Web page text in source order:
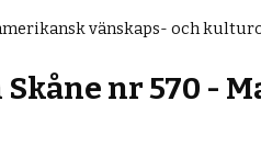
vänskaps- och
Skåne nr 570 -